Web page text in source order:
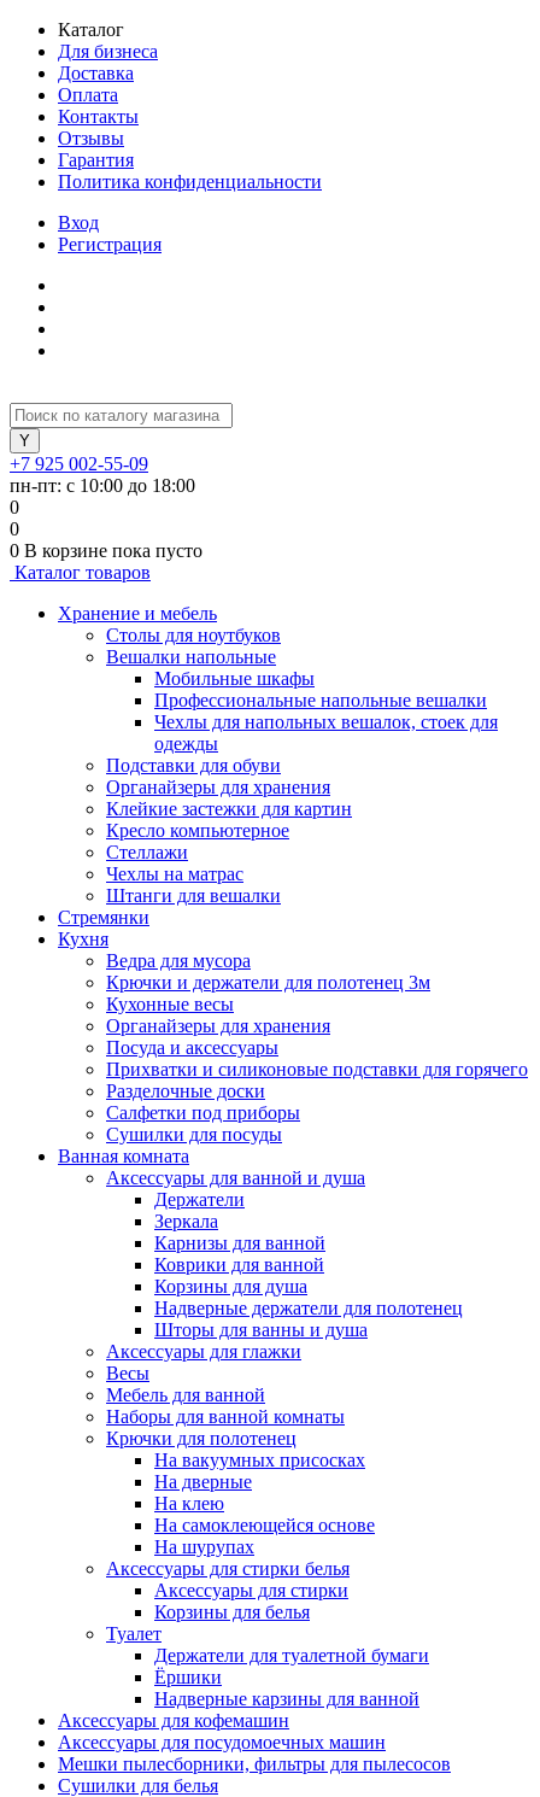
Каталог
Для бизнеса
Доставка
Оплата
Контакты
Отзывы
Гарантия
Политика конфиденциальности
Вход
Регистрация
+7 925 002-55-09
пн-пт: с 10:00 до 18:00
0
0
0 В корзине пока пусто
Каталог товаров
Хранение и мебель
Столы для ноутбуков
Вешалки напольные
Мобильные шкафы
Профессиональные напольные вешалки
Чехлы для напольных вешалок, стоек для
одежды
Подставки для обуви
Органайзеры для хранения
Клейкие застежки для картин
Кресло компьютерное
Стеллажи
Чехлы на матрас
Штанги для вешалки
Стремянки
Кухня
Ведра для мусора
Крючки и держатели для полотенец 3м
Кухонные весы
Органайзеры для хранения
Посуда и аксессуары
Прихватки и силиконовые подставки для горячего
Разделочные доски
Салфетки под приборы
Сушилки для посуды
Ванная комната
Аксессуары для ванной и душа
Держатели
Зеркала
Карнизы для ванной
Коврики для ванной
Корзины для душа
Надверные держатели для полотенец
Шторы для ванны и душа
Аксессуары для глажки
Весы
Мебель для ванной
Наборы для ванной комнаты
Крючки для полотенец
На вакуумных присосках
На дверные
На клею
На самоклеющейся основе
На шурупах
Аксессуары для стирки белья
Аксессуары для стирки
Корзины для белья
Туалет
Держатели для туалетной бумаги
Ёршики
Надверные карзины для ванной
Аксессуары для кофемашин
Аксессуары для посудомоечных машин
Мешки пылесборники, фильтры для пылесосов
Сушилки для белья